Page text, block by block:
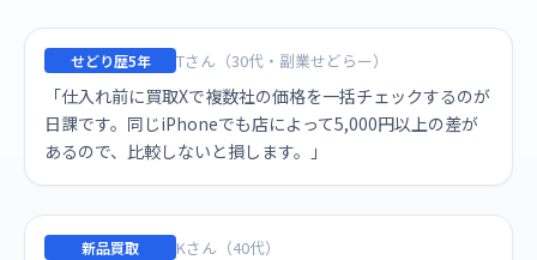
せどり歴5年 Tさん（30代・副業せどらー）
「仕入れ前に買取Xで複数社の価格を一括チェックするのが
日課です。同じiPhoneでも店によって5,000円以上の差が
あるので、比較しないと損します。」
新品買取 Kさん（40代）